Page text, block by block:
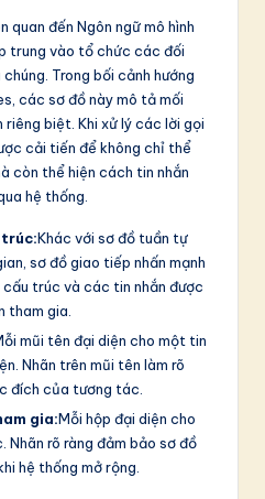
quan đến Ngôn ngữ mô hình
trung vào tổ chức các đối
Trong bối cảnh hướng
các sơ đồ này mô tả mối
biệt. Khi xử lý các lời gọi
cải tiến để không chỉ thể
còn thể hiện cách tin nhắn
hệ thống.
trúc:Khác với sơ đồ tuần tự
sơ đồ giao tiếp nhấn mạnh
trúc và các tin nhắn được
tham gia.
mũi tên đại diện cho một tin
Nhãn trên mũi tên làm rõ
đích của tương tác.
gia:Mỗi hộp đại diện cho
Nhãn rõ ràng đảm bảo sơ đồ
hệ thống mở rộng.